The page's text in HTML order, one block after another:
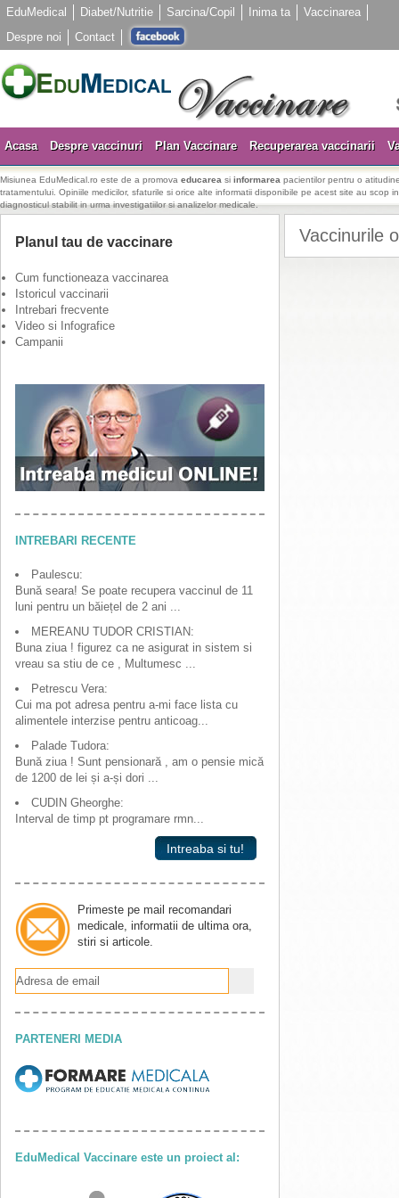
EduMedical Diabet/Nutritie Sarcina/Copil Inima ta
Vaccinarea
Despre noi
Contact
Acasa Despre vaccinuri Plan Vaccinare Recuperarea vaccinarii
Misiunea EduMedical.ro este de a promova educarea si informarea pacientilor pentru o
tratamentului. Opiniile medicilor, sfaturile si orice alte informatii disponibile pe acest site au scop
diagnosticul stabilit in urma investigatiilor si analizelor medicale.
Planul tau de vaccinare
Cum functioneaza vaccinarea
Istoricul vaccinarii
Intrebari frecvente
Video si Infografice
Campanii
INTREBARI RECENTE
Paulescu:
Bună seara! Se poate recupera vaccinul de 11
luni pentru un băiețel de 2 ani ...
MEREANU TUDOR CRISTIAN:
Buna ziua ! figurez ca ne asigurat in sistem si
vreau sa stiu de ce , Multumesc ...
Petrescu Vera:
Cui ma pot adresa pentru a-mi face lista cu
alimentele interzise pentru anticoag...
Palade Tudora:
Bună ziua ! Sunt pensionară , am o pensie mică
de 1200 de lei și a-și dori ...
CUDIN Gheorghe:
Interval de timp pt programare rmn...
Intreaba si tu!
Primeste pe mail recomandari
medicale, informatii de ultima ora,
stiri si articole.
PARTENERI MEDIA
EduMedical Vaccinare este un proiect al:
Vaccinurile